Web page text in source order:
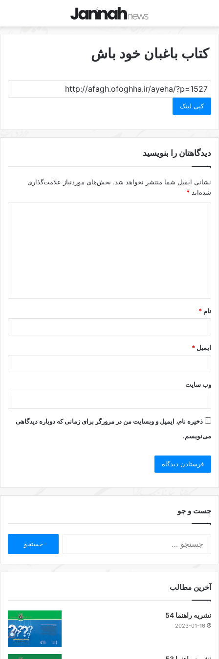
کتاب باغبان خود باش
کپی لینک
دیدگاهتان را بنویسید
نشانی ایمیل شما منتشر نخواهد شد. بخش‌های موردنیاز علامت‌گذاری
شده‌اند *
*
نام *
ایمیل *
وب‌ سایت
ذخیره نام، ایمیل و وبسایت من در مرورگر برای زمانی که دوباره دیدگاهی
می‌نویسم.
جست و جو
آخرین مطالب
نشریه راهنما 54
2023-01-16